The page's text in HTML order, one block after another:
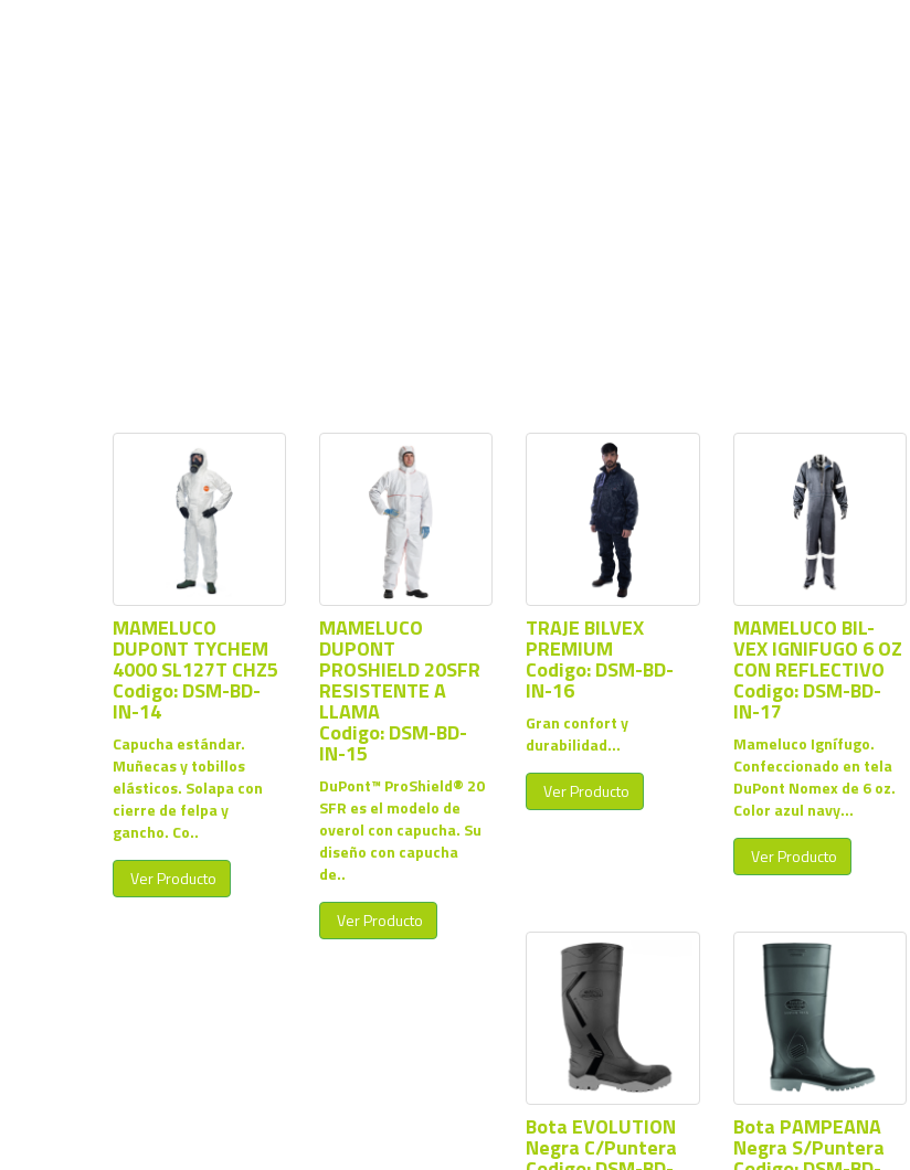
MAMELUCO
DUPONT TYCHEM
4000 SL127T CHZ5
Codigo: DSM-BD-
IN-14
Capucha estándar.
Muñecas y tobillos
elásticos. Solapa con
cierre de felpa y
gancho. Co..
Ver Producto
MAMELUCO
DUPONT
PROSHIELD 20SFR
RESISTENTE A
LLAMA
Codigo: DSM-BD-
IN-15
DuPont™ ProShield® 20
SFR es el modelo de
overol con capucha. Su
diseño con capucha
de..
Ver Producto
TRAJE BILVEX
PREMIUM
Codigo: DSM-BD-
IN-16
Gran confort y
durabilidad...
Ver Producto
MAMELUCO BIL-
VEX IGNIFUGO 6 OZ
CON REFLECTIVO
Codigo: DSM-BD-
IN-17
Mameluco Ignífugo.
Confeccionado en tela
DuPont Nomex de 6 oz.
Color azul navy...
Ver Producto
Bota EVOLUTION
Negra C/Puntera
Bota PAMPEANA
Negra S/Puntera